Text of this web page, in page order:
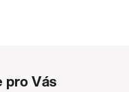
pro Vás